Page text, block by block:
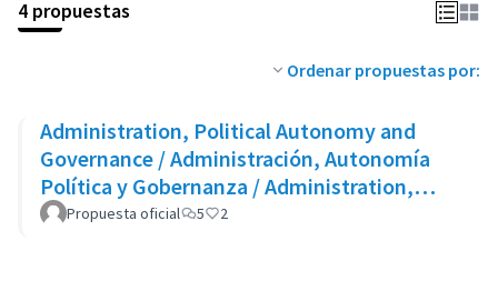
4 propuestas
Ordenar propuestas por:
Administration, Political Autonomy and
Governance / Administración, Autonomía
Política y Gobernanza / Administration,
Autonomie Politique et Gouvernance
Propuesta oficial 5 2